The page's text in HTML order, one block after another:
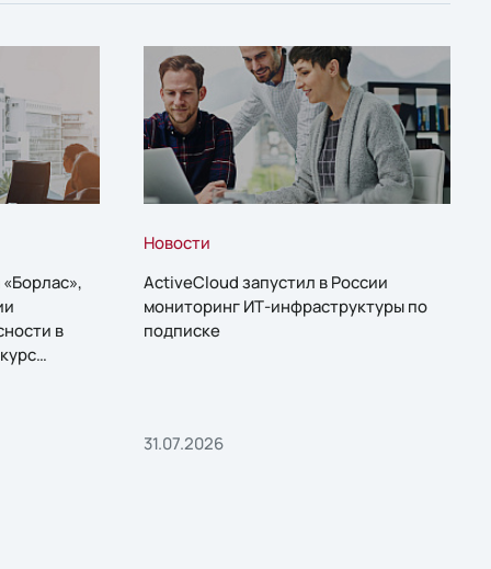
в
Новости
ActiveCloud запустил в России
мониторинг ИТ-инфраструктуры по
подписке
31.07.2026